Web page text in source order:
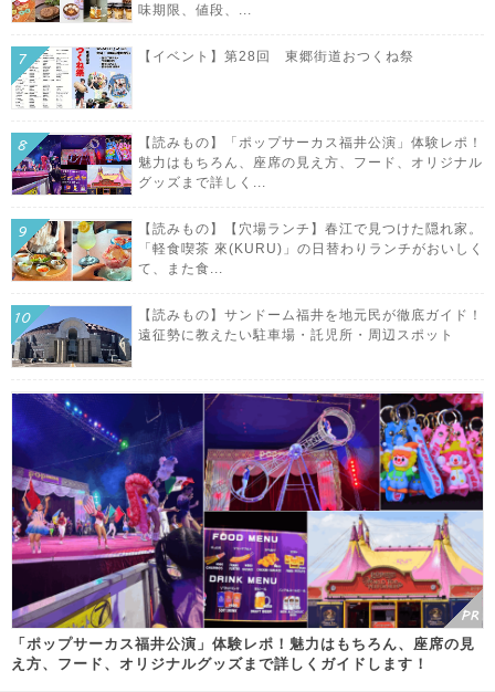
味期限、値段、...
【イベント】第28回 東郷街道おつくね祭
【読みもの】「ポップサーカス福井公演」体験レポ！
魅力はもちろん、座席の見え方、フード、オリジナル
グッズまで詳しく...
【読みもの】【穴場ランチ】春江で見つけた隠れ家。
「軽食喫茶 來(KURU)」の日替わりランチがおいしく
て、また食...
【読みもの】サンドーム福井を地元民が徹底ガイド！
遠征勢に教えたい駐車場・託児所・周辺スポット
「ポップサーカス福井公演」体験レポ！魅力はもちろん、座席の見
え方、フード、オリジナルグッズまで詳しくガイドします！